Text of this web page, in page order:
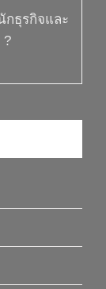
กธุรกิจและ
?